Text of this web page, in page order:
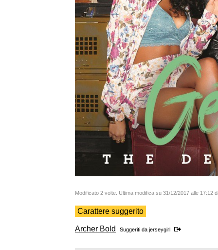
Modificato 2 volte. Ultima modifica su 31/12/2017 alle 17:12
Carattere suggerito
Archer Bold Suggeriti da jerseygirl